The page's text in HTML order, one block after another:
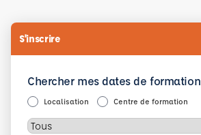
S'inscrire
Chercher mes dates de formation
Localisation Centre de formation